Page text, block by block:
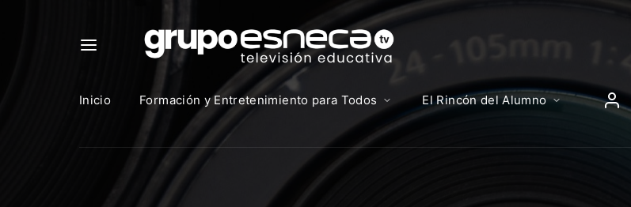
Inicio Formación y Entretenimiento para Todos El Rincón del Alumno
Iniciar Sesión
Para iniciar sesión debes introducir el mismo